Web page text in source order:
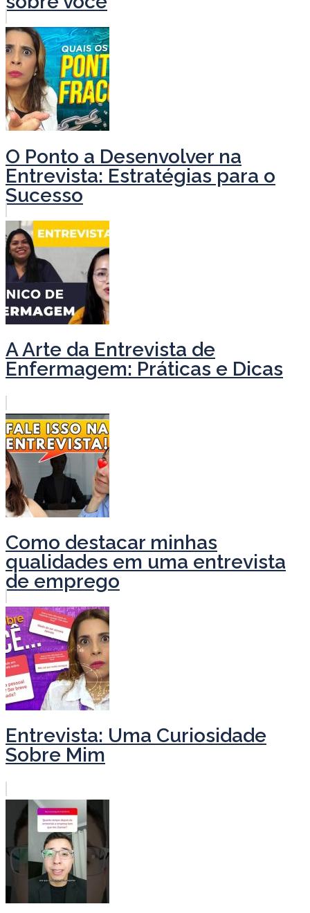
O Ponto a Desenvolver na
Entrevista: Estratégias para o
Sucesso
A Arte da Entrevista de
Enfermagem: Práticas e Dicas
Como destacar minhas
qualidades em uma entrevista
de emprego
Entrevista: Uma Curiosidade
Sobre Mim